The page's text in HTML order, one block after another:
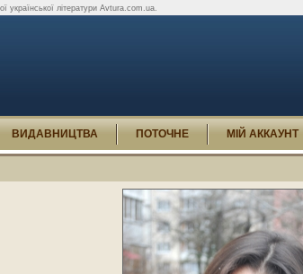
української літератури Avtura.com.ua.
ВИДАВНИЦТВА ПОТОЧНЕ МІЙ АККАУНТ